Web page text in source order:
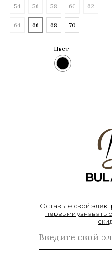
54
56 58 60 62
64 66 68 70
Цвет
Оставьте свой
первыми узнавать